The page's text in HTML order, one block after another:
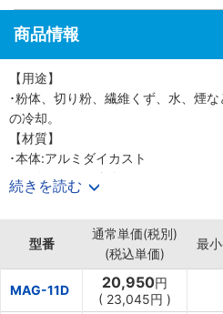
商品情報
【用途】
･粉体、切り粉、繊維くず、水、煙
の冷却。
【材質】
･本体:アルミダイカスト
･ノズル:アルミ合金
･吸引口パイプ:塩ビ
【セット内容】
･ホースバンド:2個
･ダストホース:2m1本
･ダストバッグ:1個
続きを読む
型番
通常単価(税別)
(税込単価)
最
MAG-11D 20,950円
( 23,045円 )